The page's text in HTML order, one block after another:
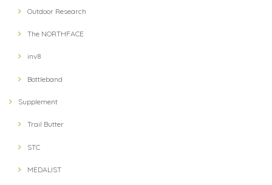
Outdoor Research
The NORTHFACE
inv8
Bottleband
Supplement
Trail Butter
STC
MEDALIST